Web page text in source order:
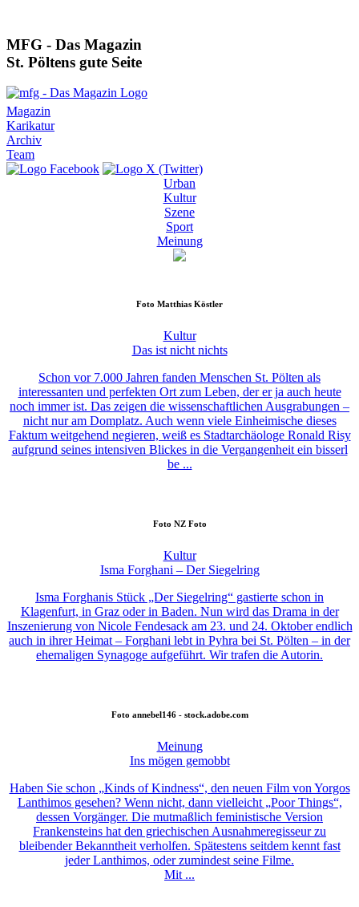
MFG - Das Magazin
St. Pöltens gute Seite
Magazin
Karikatur
Archiv
Team
Urban
Kultur
Szene
Sport
Meinung
Foto Matthias Köstler
Kultur
Das ist nicht nichts
Schon vor 7.000 Jahren fanden Menschen St. Pölten als
interessanten und perfekten Ort zum Leben, der er ja auch heute
noch immer ist. Das zeigen die wissenschaftlichen Ausgrabungen –
nicht nur am Domplatz. Auch wenn viele Einheimische dieses
Faktum weitgehend negieren, weiß es Stadtarchäologe Ronald Risy
aufgrund seines intensiven Blickes in die Vergangenheit ein bisserl
be ...
Foto NZ Foto
Kultur
Isma Forghani – Der Siegelring
Isma Forghanis Stück „Der Siegelring“ gastierte schon in
Klagenfurt, in Graz oder in Baden. Nun wird das Drama in der
Inszenierung von Nicole Fendesack am 23. und 24. Oktober endlich
auch in ihrer Heimat – Forghani lebt in Pyhra bei St. Pölten – in der
ehemaligen Synagoge aufgeführt. Wir trafen die Autorin.
Foto annebel146 - stock.adobe.com
Meinung
Ins mögen gemobbt
Haben Sie schon „Kinds of Kindness“, den neuen Film von Yorgos
Lanthimos gesehen? Wenn nicht, dann vielleicht „Poor Things“,
dessen Vorgänger. Die mutmaßlich feministische Version
Frankensteins hat den griechischen Ausnahmeregisseur zu
bleibender Bekanntheit verholfen. Spätestens seitdem kennt fast
jeder Lanthimos, oder zumindest seine Filme.
Mit ...